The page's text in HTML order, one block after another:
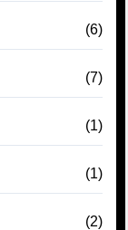
(6)
(7)
(1)
(1)
(2)